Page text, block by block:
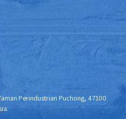
Perindustrian Puchong, 47100